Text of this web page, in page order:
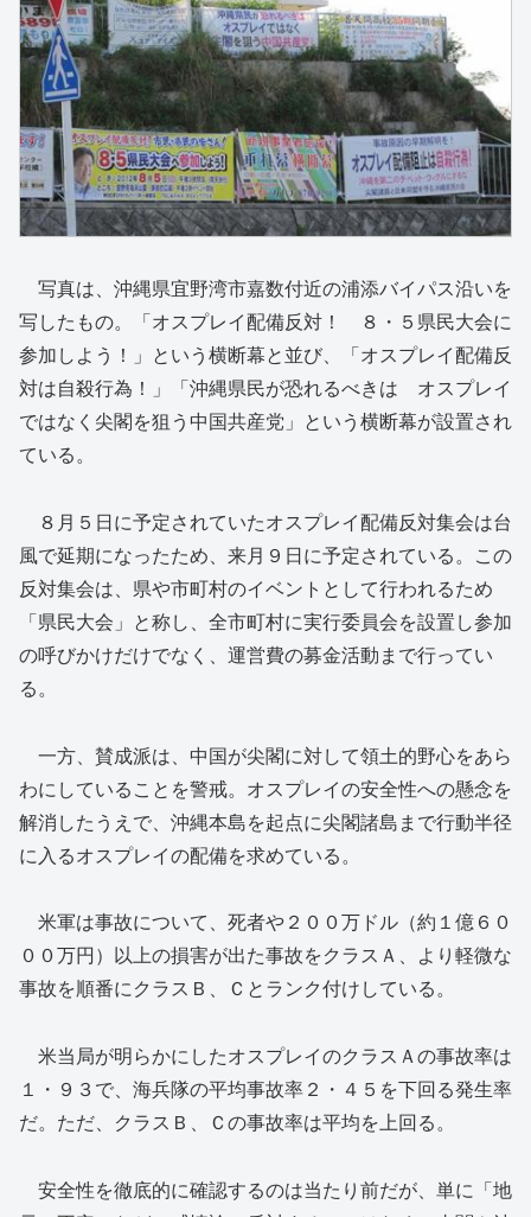
写真は、沖縄県宜野湾市嘉数付近の浦添バイパス沿いを
写したもの。「オスプレイ配備反対！ ８・５県民大会に
参加しよう！」という横断幕と並び、「オスプレイ配備反
対は自殺行為！」「沖縄県民が恐れるべきは オスプレイ
ではなく尖閣を狙う中国共産党」という横断幕が設置され
ている。
８月５日に予定されていたオスプレイ配備反対集会は台
風で延期になったため、来月９日に予定されている。この
反対集会は、県や市町村のイベントとして行われるため
「県民大会」と称し、全市町村に実行委員会を設置し参加
の呼びかけだけでなく、運営費の募金活動まで行ってい
る。
一方、賛成派は、中国が尖閣に対して領土的野心をあら
わにしていることを警戒。オスプレイの安全性への懸念を
解消したうえで、沖縄本島を起点に尖閣諸島まで行動半径
に入るオスプレイの配備を求めている。
米軍は事故について、死者や２００万ドル（約１億６０
００万円）以上の損害が出た事故をクラスＡ、より軽微な
事故を順番にクラスＢ、Ｃとランク付けしている。
米当局が明らかにしたオスプレイのクラスＡの事故率は
１・９３で、海兵隊の平均事故率２・４５を下回る発生率
だ。ただ、クラスＢ、Ｃの事故率は平均を上回る。
安全性を徹底的に確認するのは当たり前だが、単に「地